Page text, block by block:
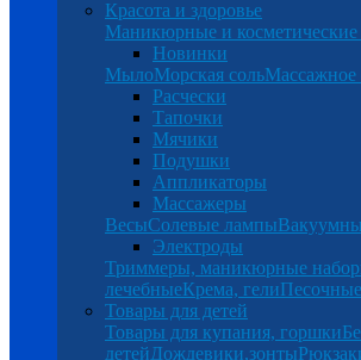
Красота и здоровье
Маникюрные и
Новинки
МылоМорская сольМассажное
Расчески
Тапочки
Мячики
Подушки
Аппликаторы
Массажеры
ВесыСолевые лампы
Электроды
Триммеры, маникюрные
лечебныеКрема, гели
Товары для детей
Товары для купания, горшки
детейДождевики,зонты